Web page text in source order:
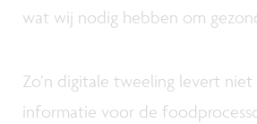
wat wij nodig hebben om
Zo’n digitale tweeling levert niet
informatie voor de